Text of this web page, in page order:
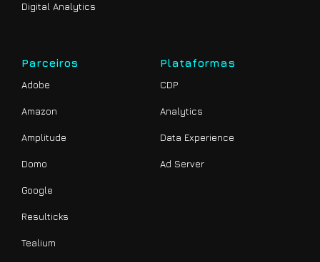
Digital Analytics
Parceiros
Adobe
Amazon
Amplitude
Domo
Google
Resulticks
Tealium
Plataformas
CDP
Analytics
Data Experience
Ad Server